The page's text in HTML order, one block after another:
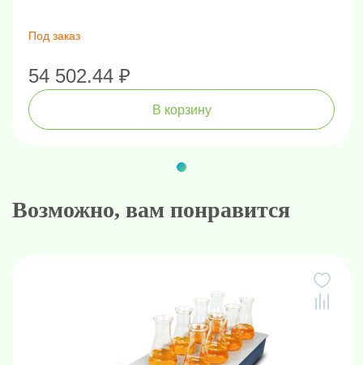
Под заказ
54 502.44 ₽
В корзину
Возможно, вам понравится